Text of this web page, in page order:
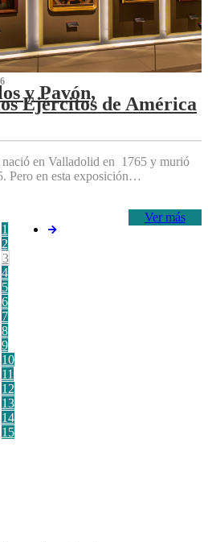
y Pavón,
Ejércitos de América
en Valladolid en 1765 y murió
Pero en esta exposición…
Ver más
1
2
3
4
5
6
7
8
9
10
11
12
13
14
15